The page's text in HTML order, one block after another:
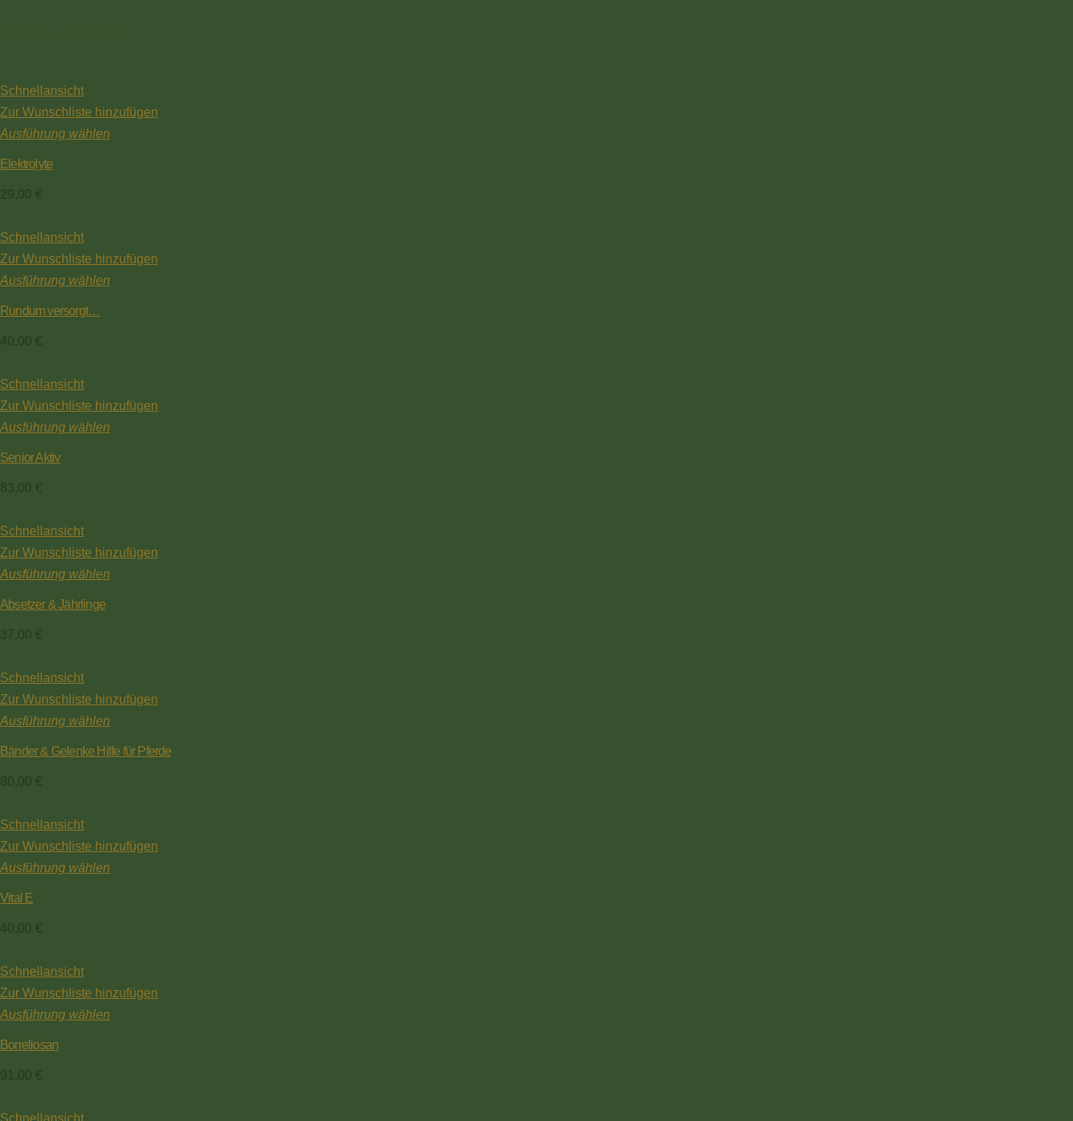
Schnellansicht
Zur Wunschliste hinzufügen
Ausführung wählen
Elektrolyte
29,00 €
Schnellansicht
Zur Wunschliste hinzufügen
Ausführung wählen
Rundum versorgt…
40,00 €
Schnellansicht
Zur Wunschliste hinzufügen
Ausführung wählen
Senior Aktiv
83,00 €
Schnellansicht
Zur Wunschliste hinzufügen
Ausführung wählen
Absetzer & Jährlinge
37,00 €
Schnellansicht
Zur Wunschliste hinzufügen
Ausführung wählen
Bänder & Gelenke Hilfe für Pferde
80,00 €
Schnellansicht
Zur Wunschliste hinzufügen
Ausführung wählen
Vital E
40,00 €
Schnellansicht
Zur Wunschliste hinzufügen
Ausführung wählen
Borreliosan
91,00 €
Schnellansicht